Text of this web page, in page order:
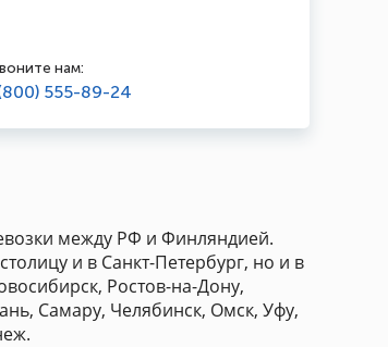
нам:
555-89-24
между РФ и Финляндией.
и в Санкт-Петербург, но и в
Ростов-на-Дону,
Самару, Челябинск, Омск, Уфу,